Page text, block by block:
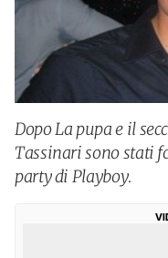
Dopo La pupa e il
Tassinari sono stati
party di Playboy.